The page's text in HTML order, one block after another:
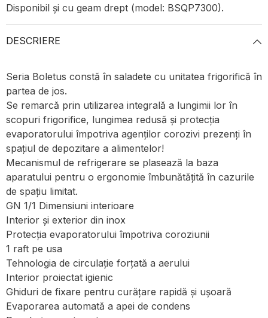
Disponibil și cu geam drept (model: BSQP7300).
DESCRIERE
Seria Boletus constă în saladete cu unitatea frigorifică în
partea de jos.
Se remarcă prin utilizarea integrală a lungimii lor în
scopuri frigorifice, lungimea redusă și protecția
evaporatorului împotriva agenților corozivi prezenți în
spațiul de depozitare a alimentelor!
Mecanismul de refrigerare se plasează la baza
aparatului pentru o ergonomie îmbunătățită în cazurile
de spațiu limitat.
GN 1/1 Dimensiuni interioare
Interior și exterior din inox
Protecția evaporatorului împotriva coroziunii
1 raft pe usa
Tehnologia de circulație forțată a aerului
Interior proiectat igienic
Ghiduri de fixare pentru curățare rapidă și ușoară
Evaporarea automată a apei de condens